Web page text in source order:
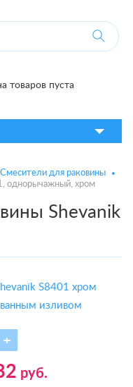
товаров пуста
Смесители для раковины
однорычажный, хром
Shevanik
руб.